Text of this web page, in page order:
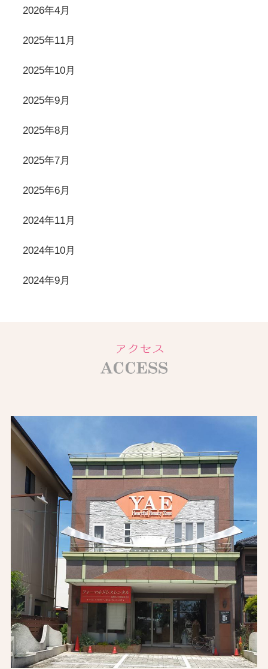
2026年4月
2025年11月
2025年10月
2025年9月
2025年8月
2025年7月
2025年6月
2024年11月
2024年10月
2024年9月